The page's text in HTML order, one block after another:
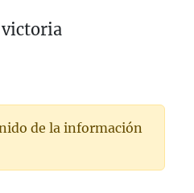
victoria
de la información